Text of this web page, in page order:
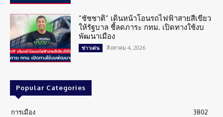
“ชัชชาติ” เดินหน้าโอนรถไฟฟ้าสายสีเขียว
ให้รัฐบาล ชี้ลดภาระ กทม. เปิดทางใช้งบ
พัฒนาเมือง
ข่าวเด่น สิงหาคม 4, 2026
Popular Categories
การเมือง
3802